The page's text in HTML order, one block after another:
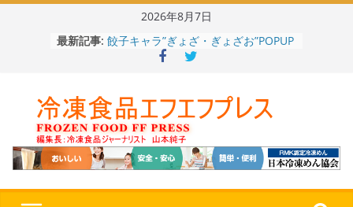
Skip
2026年8月7日
最新記事: 餃子キャラ”ぎょざ・ぎょざお”POPUP
ストアで作者にご挨拶、新作”れいと
定さわやかフレーバー「CHEESE
WONDER YELLOW」復刻発売中
今まで無かった大盛！水から簡単レン
ジ♪ふわもちめん！！「冷凍 日清の
どん兵衛 大盛 きつねうどん」